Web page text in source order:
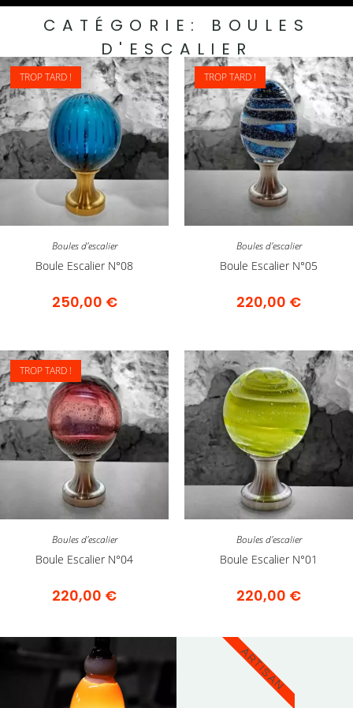
CATÉGORIE: BOULES
D'ESCALIER
TROP TARD !
Boules d'escalier
Boule Escalier N°08
250,00 €
TROP TARD !
Boules d'escalier
Boule Escalier N°05
220,00 €
TROP TARD !
Boules d'escalier
Boule Escalier N°04
220,00 €
Boules d'escalier
Boule Escalier N°01
220,00 €
ARTISAN